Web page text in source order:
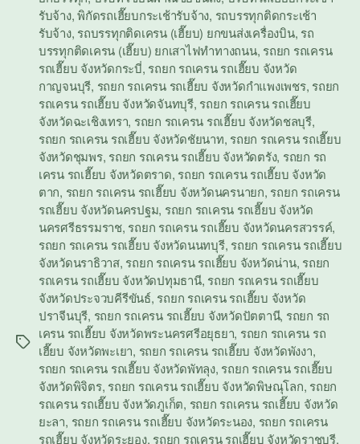
Tags
รับจ้าง,พิกัดรถเฮี๊ยบกระเช้ารับจ้าง, รถบรรทุกติดกระเช้า
รับจ้าง, รถบรรทุกติดเครน (เฮี๊ยบ) ยกขนส่งเครื่องบิน, รถ
บรรทุกติดเครน (เฮี๊ยบ) ยกเสาไฟทำทางถนน, รถยก รถเครน
รถเฮี๊ยบ จังหวัดกระบี่, รถยก รถเครน รถเฮี๊ยบ จังหวัด
กาญจนบุรี, รถยก รถเครน รถเฮี๊ยบ จังหวัดกำแพงเพชร, รถยก
รถเครน รถเฮี๊ยบ จังหวัดจันทบุรี, รถยก รถเครน รถเฮี๊ยบ
จังหวัดฉะเชิงเทรา, รถยก รถเครน รถเฮี๊ยบ จังหวัดชลบุรี,
รถยก รถเครน รถเฮี๊ยบ จังหวัดชัยนาท, รถยก รถเครน รถเฮี๊ยบ
จังหวัดชุมพร, รถยก รถเครน รถเฮี๊ยบ จังหวัดตรัง, รถยก รถ
เครน รถเฮี๊ยบ จังหวัดตราด, รถยก รถเครน รถเฮี๊ยบ จังหวัด
ตาก, รถยก รถเครน รถเฮี๊ยบ จังหวัดนครนายก, รถยก รถเครน
รถเฮี๊ยบ จังหวัดนครปฐม, รถยก รถเครน รถเฮี๊ยบ จังหวัด
นครศรีธรรมราช, รถยก รถเครน รถเฮี๊ยบ จังหวัดนครสวรรค์,
รถยก รถเครน รถเฮี๊ยบ จังหวัดนนทบุรี, รถยก รถเครน รถเฮี๊ยบ
จังหวัดนราธิวาส, รถยก รถเครน รถเฮี๊ยบ จังหวัดน่าน, รถยก
รถเครน รถเฮี๊ยบ จังหวัดปทุมธานี, รถยก รถเครน รถเฮี๊ยบ
จังหวัดประจวบคีรีขันธ์, รถยก รถเครน รถเฮี๊ยบ จังหวัด
ปราจีนบุรี, รถยก รถเครน รถเฮี๊ยบ จังหวัดปัตตานี, รถยก รถ
เครน รถเฮี๊ยบ จังหวัดพระนครศรีอยุธยา, รถยก รถเครน รถ
เฮี๊ยบ จังหวัดพะเยา, รถยก รถเครน รถเฮี๊ยบ จังหวัดพังงา,
รถยก รถเครน รถเฮี๊ยบ จังหวัดพัทลุง, รถยก รถเครน รถเฮี๊ยบ
จังหวัดพิจิตร, รถยก รถเครน รถเฮี๊ยบ จังหวัดพิษณุโลก, รถยก
รถเครน รถเฮี๊ยบ จังหวัดภูเก็ต, รถยก รถเครน รถเฮี๊ยบ จังหวัด
ยะลา, รถยก รถเครน รถเฮี๊ยบ จังหวัดระนอง, รถยก รถเครน
รถเฮี๊ยบ จังหวัดระยอง, รถยก รถเครน รถเฮี๊ยบ จังหวัดราชบุรี,